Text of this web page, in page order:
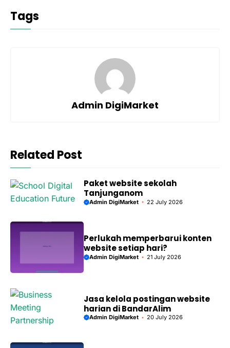
Tags
Admin DigiMarket
Related Post
Paket website sekolah
Tanjunganom
Admin DigiMarket 22 July 2026
Perlukah memperbarui konten
website setiap hari?
Admin DigiMarket 21 July 2026
Jasa kelola postingan website
harian di BandarAlim
Admin DigiMarket 20 July 2026